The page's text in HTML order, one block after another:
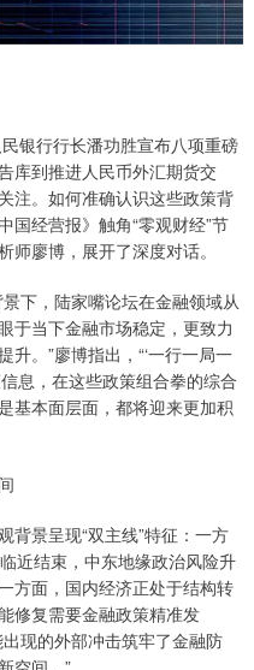
行行长潘功胜宣布八项重磅
库到推进人民币外汇期货交
注。如何准确认识这些政策背
国经营报》触角“零观财经”节
师廖博，展开了深度对话。
下，陆家嘴论坛在金融领域从
于当下金融市场稳定，更致力
。”廖博指出，“‘一行一局一
息，在这些政策组合拳的综合
基本面层面，都将迎来更加积
景呈现“双主线”特征：一方
近结束，中东地缘政治风险升
方面，国内经济正处于结构转
修复需要金融政策精准发
现的外部冲击筑牢了金融防